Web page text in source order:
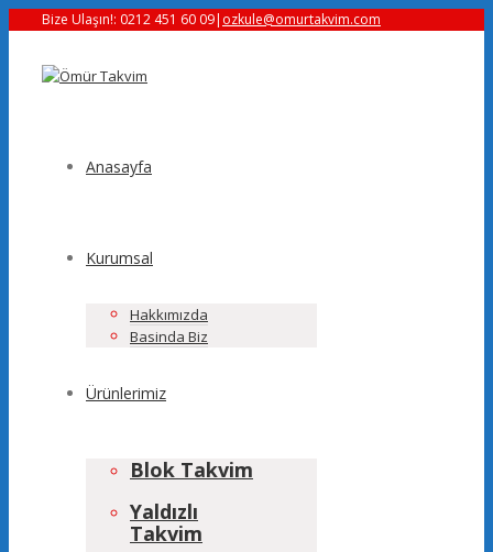
Bize Ulaşın!: 0212 451 60 09| ozkule@omurtakvim.com
Anasayfa
Kurumsal
Hakkımızda
Basinda Biz
Ürünlerimiz
Blok Takvim
Yaldızlı
Takvim